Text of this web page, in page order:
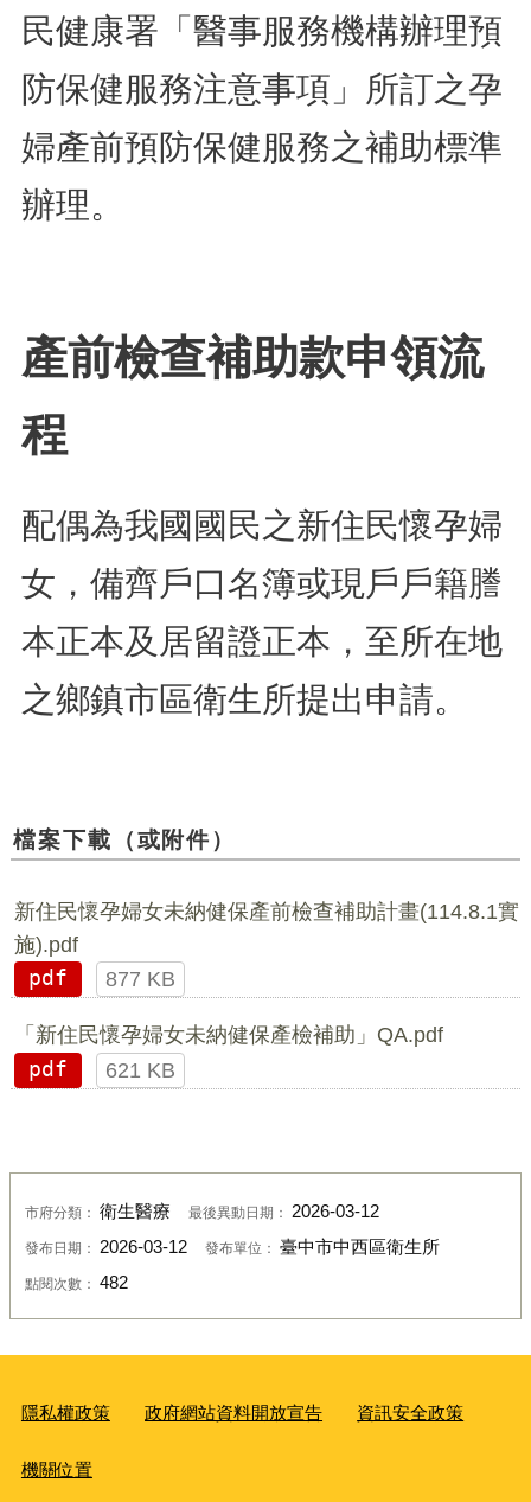
民健康署「醫事服務機構辦理預
防保健服務注意事項」所訂之孕
婦產前預防保健服務之補助標準
辦理。
產前檢查補助款申領流
程
配偶為我國國民之新住民懷孕婦
女， 備齊戶口名簿或現戶戶籍謄
本正本及居留證正本，至所在地
之鄉鎮市區衛生所提出申請。
檔案下載（或附件）
新住民懷孕婦女未納健保產前檢查補助計畫(114.8.1實
施).pdf
pdf
877 KB
「新住民懷孕婦女未納健保產檢補助」QA.pdf
pdf
621 KB
市府分類： 衛生醫療 最後異動日期： 2026-03-12
發布日期： 2026-03-12 發布單位： 臺中市中西區衛生所
點閱次數： 482
隱私權政策 政府網站資料開放宣告 資訊安全政策
機關位置